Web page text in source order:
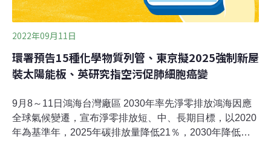
2022年09月11日
環署預告15種化學物質列管、東京擬2025強制新屋
裝太陽能板、英研究指空污促肺細胞癌變
9月8～11日鴻海台灣廠區 2030年率先淨零排放鴻海因應
全球氣候變遷，宣布淨零排放短、中、長期目標，以2020
年為基準年，2025年碳排放量降低21％，2030年降低